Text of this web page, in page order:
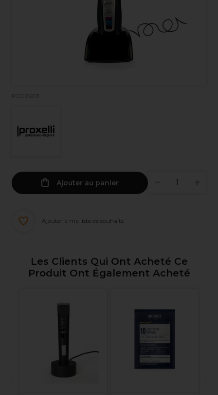
P002603
Ajouter au panier
Ajouter à ma liste de souhaits
Les Clients Qui Ont Acheté Ce
Produit Ont Également Acheté